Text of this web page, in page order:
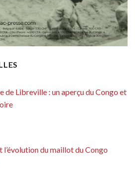
de Libreville : un aperçu du Congo et
l’évolution du maillot du Congo